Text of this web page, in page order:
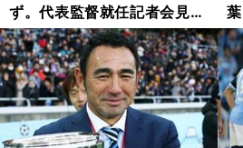
ず。代表監督就任記者会見へ
の違和感